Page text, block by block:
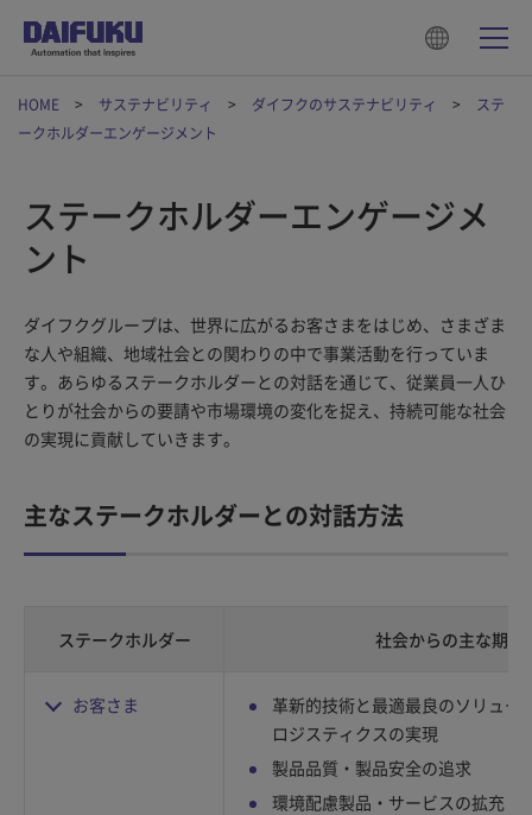
HOME サステナビリティ ダイフクのサステナビリティ
ステ
ークホルダーエンゲージメント
ステークホルダーエンゲージメ
ント
ダイフクグループは、世界に広がるお客さまをはじめ、さまざま
な人や組織、地域社会との関わりの中で事業活動を行っていま
す。あらゆるステークホルダーとの対話を通じて、従業員一人ひ
とりが社会からの要請や市場環境の変化を捉え、持続可能な社会
の実現に貢献していきます。
主なステークホルダーとの対話方法
ステークホルダー 社会からの主な期待
お客さま
革新的技術と最適最良のソリュー
ロジスティクスの実現
製品品質・製品安全の追求
環境配慮製品・サービスの拡充